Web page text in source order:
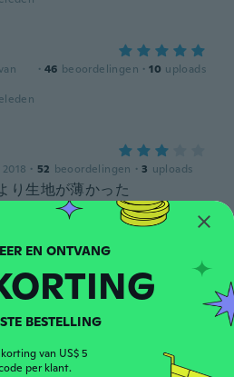
· 46 beoordelingen · 10 uploads
· 52 beoordelingen · 3 uploads
り生地が薄かった
2017 · 10 beoordelingen
· 25 beoordelingen
ABONNEER EN ONTVANG
BESTELLING
van US$ 5
per klant.